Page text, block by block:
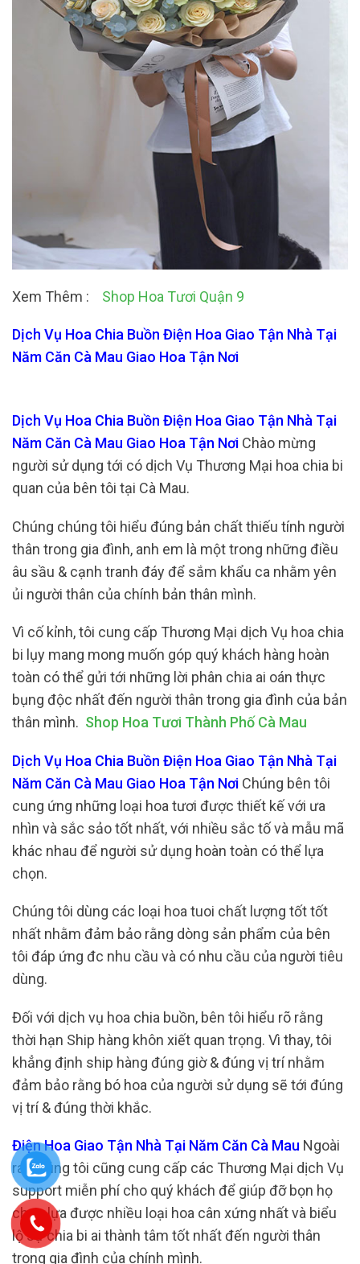
Xem Thêm : Shop Hoa Tươi Quận 9
Dịch Vụ Hoa Chia Buồn Điện Hoa Giao Tận Nhà Tại
Năm Căn Cà Mau Giao Hoa Tận Nơi
Dịch Vụ Hoa Chia Buồn Điện Hoa Giao Tận Nhà Tại
Năm Căn Cà Mau Giao Hoa Tận Nơi Chào mừng
người sử dụng tới có dịch Vụ Thương Mại hoa chia bi
quan của bên tôi tại Cà Mau.
Chúng chúng tôi hiểu đúng bản chất thiếu tính người
thân trong gia đình, anh em là một trong những điều
âu sầu & cạnh tranh đáy để sắm khẩu ca nhằm yên
ủi người thân của chính bản thân mình.
Vì cố kỉnh, tôi cung cấp Thương Mại dịch Vụ hoa chia
bi lụy mang mong muốn góp quý khách hàng hoàn
toàn có thể gửi tới những lời phân chia ai oán thực
bụng độc nhất đến người thân trong gia đình của bản
thân mình. Shop Hoa Tươi Thành Phố Cà Mau
Dịch Vụ Hoa Chia Buồn Điện Hoa Giao Tận Nhà Tại
Năm Căn Cà Mau Giao Hoa Tận Nơi Chúng bên tôi
cung ứng những loại hoa tươi được thiết kế với ưa
nhìn và sắc sảo tốt nhất, với nhiều sắc tố và mẫu mã
khác nhau để người sử dụng hoàn toàn có thể lựa
chọn.
Chúng tôi dùng các loại hoa tuoi chất lượng tốt tốt
nhất nhằm đảm bảo rằng dòng sản phẩm của bên
tôi đáp ứng đc nhu cầu và có nhu cầu của người tiêu
dùng.
Đối với dịch vụ hoa chia buồn, bên tôi hiểu rõ rằng
thời hạn Ship hàng khôn xiết quan trọng. Vì thay, tôi
khẳng định ship hàng đúng giờ & đúng vị trí nhằm
đảm bảo rằng bó hoa của người sử dụng sẽ tới đúng
vị trí & đúng thời khắc.
Điện Hoa Giao Tận Nhà Tại Năm Căn Cà Mau Ngoài
ra, chúng tôi cũng cung cấp các Thương Mại dịch Vụ
support miễn phí cho quý khách để giúp đỡ bọn họ
chọn lựa được nhiều loại hoa cân xứng nhất và biểu
lộ sự chia bi ai thành tâm tốt nhất đến người thân
trong gia đình của chính mình.